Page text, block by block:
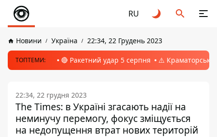
RU
Новини Україна 22:34, 22 Грудень 2023
ТОПТЕМИ: 🔴 Ракетний удар 5 серпня ⚠️ Краматорськ,
22:34, 22 грудня 2023
The Times: в Україні згасають надії на
неминучу перемогу, фокус зміщується
на недопущення втрат нових територій